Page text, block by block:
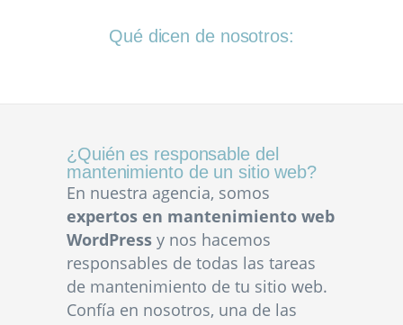
Qué dicen de nosotros:
¿Quién es responsable del
mantenimiento de un sitio web?
En nuestra agencia, somos
expertos en mantenimiento web
WordPress y nos hacemos
responsables de todas las tareas
de mantenimiento de tu sitio web.
Confía en nosotros, una de las